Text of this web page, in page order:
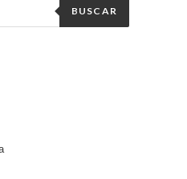
BUSCAR